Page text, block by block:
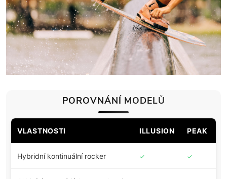
POROVNÁNÍ MODELŮ
VLASTNOSTI ILLUSION PEAK
Hybridní kontinuální rocker ✓ ✓